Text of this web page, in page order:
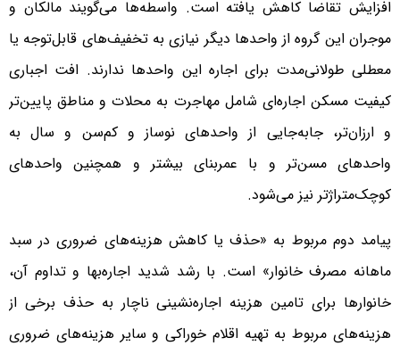
افزایش تقاضا کاهش یافته است. واسطه‌‌‌‌ها می‌‌‌‌گویند مالکان و
موجران این گروه از واحدها دیگر نیازی به تخفیف‌‌‌‌های قابل‌توجه یا
معطلی طولانی‌مدت برای اجاره این واحدها ندارند. افت اجباری
کیفیت مسکن اجاره‌‌‌‌ای شامل مهاجرت به محلات و مناطق پایین‌‌‌‌تر
و ارزان‌‌‌‌تر، جابه‌‌‌‌جایی از واحدهای نوساز و کم‌‌‌‌سن و سال به
واحدهای مسن‌‌‌‌تر و با عمربنای بیشتر و همچنین واحدهای
کوچک‌‌‌‌متراژتر نیز می‌شود.
پیامد دوم مربوط به «حذف یا کاهش هزینه‌‌‌‌های ضروری در سبد
ماهانه مصرف خانوار» است. با رشد شدید اجاره‌‌‌‌بها و تداوم آن،
خانوارها برای تامین هزینه اجاره‌‌‌‌نشینی ناچار به حذف برخی از
هزینه‌‌‌‌های مربوط به تهیه اقلام خوراکی و سایر هزینه‌‌‌‌های ضروری